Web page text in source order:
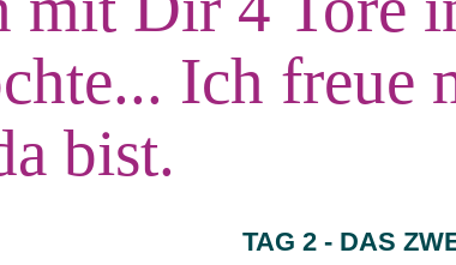
Ich freue
bist.
TAG 2 - DAS